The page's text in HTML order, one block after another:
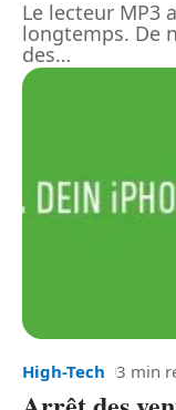
Le lecteur MP3
longtemps. De
des…
High-Tech 3 min